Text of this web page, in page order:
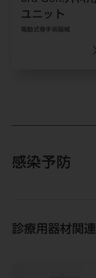
ユニット
電動式骨手術器械
感染予防
診療用器材関連